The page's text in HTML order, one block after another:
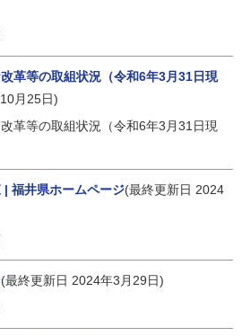
革等の取組状況（令和6年3月31日現
月25日)
革等の取組状況（令和6年3月31日現
福井県ホームページ(最終更新日 2024
(最終更新日 2024年3月29日)